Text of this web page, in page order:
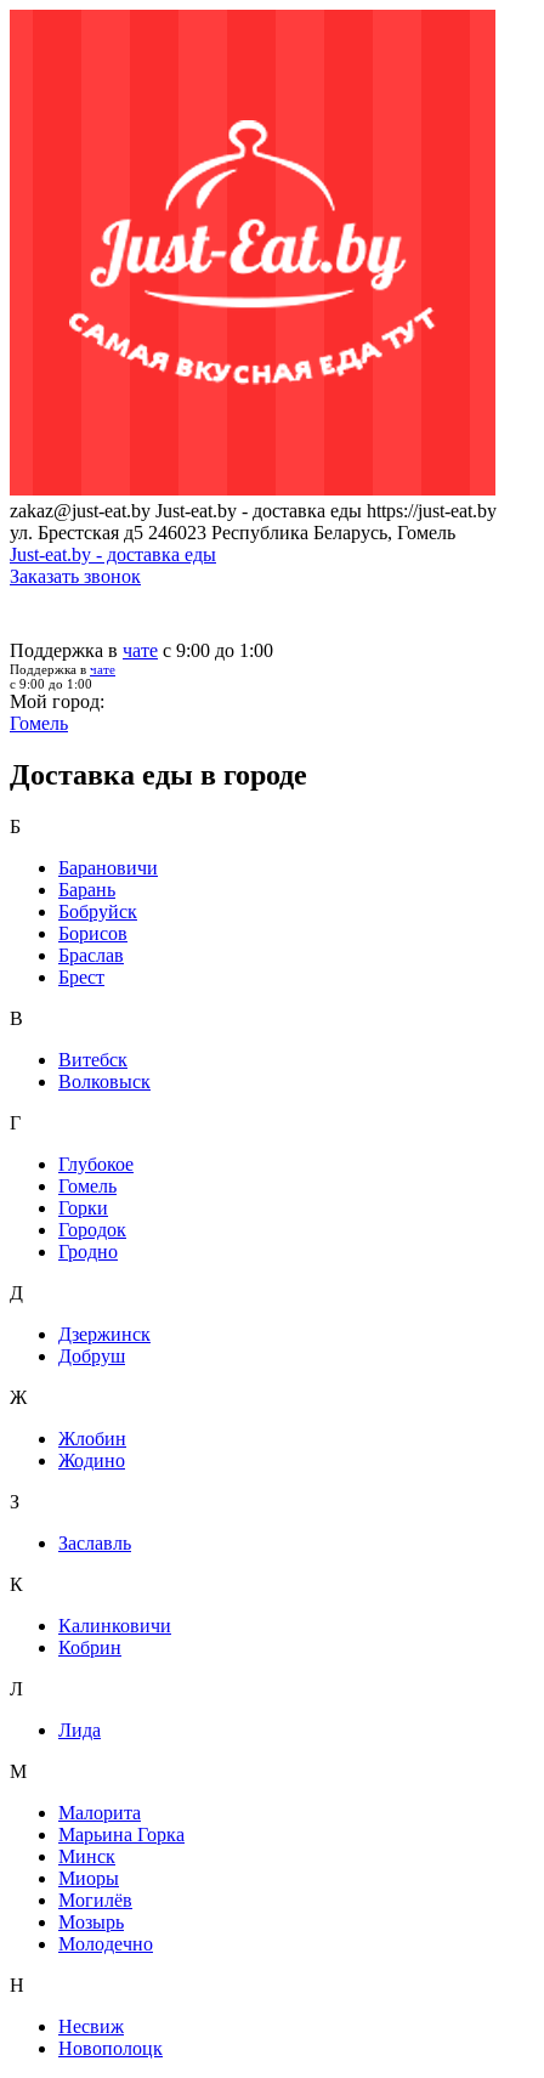
zakaz@just-eat.by Just-eat.by - доставка еды https://just-eat.by
ул. Брестская д5 246023 Республика Беларусь, Гомель
Just-eat.by - доставка еды
Заказать звонок
Поддержка в чате с 9:00 до 1:00
Поддержка в чате
с 9:00 до 1:00
Мой город:
Гомель
Доставка еды в городе
Б
Барановичи
Барань
Бобруйск
Борисов
Браслав
Брест
В
Витебск
Волковыск
Г
Глубокое
Гомель
Горки
Городок
Гродно
Д
Дзержинск
Добруш
Ж
Жлобин
Жодино
З
Заславль
К
Калинковичи
Кобрин
Л
Лида
М
Малорита
Марьина Горка
Минск
Миоры
Могилёв
Мозырь
Молодечно
Н
Несвиж
Новополоцк